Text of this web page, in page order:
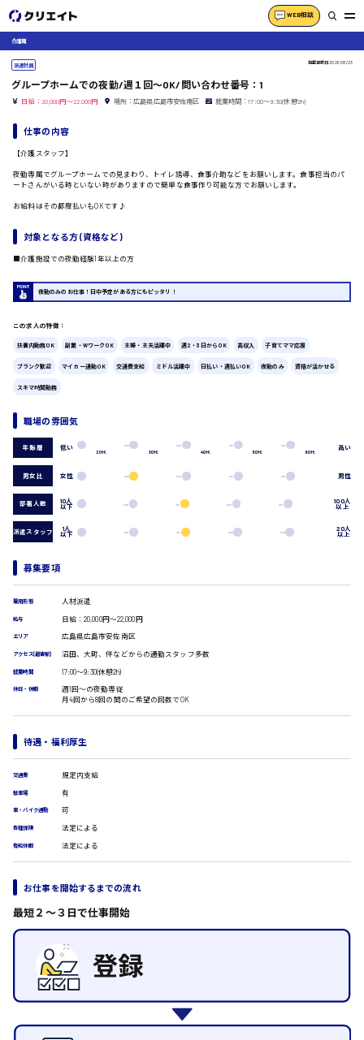
WEB相談
製造・軽作業・物流系
組立、加工
検品・包装・箱詰め
ピッキング・仕分け
軽作業
看護助手
営業事務
翻訳、通訳
CADオペレーター
WEBデザイナー
校正・編集
システムエンジニア
プログラマー
経営企画
レジ
ホール
接客
営業
広島市中区
広島市南区
広島市西区
広島市佐伯区
広島市安佐北区
広島市安芸区
廿日市市
呉市
時給1200円～
時給1300円～
時給1400円～
介護職
派遣社員 掲載更新日2026/06/23
グループホームでの夜勤/週１回〜OK/問い合わせ番号：1
日給：20,000円～22,000円 場所：広島県広島市安佐南区 就業時間：17:00〜9:30(休憩2h)
仕事の内容
【介護スタッフ】
夜勤専属でグループホームでの見まわり、トイレ誘導、食事介助などをお願いします。食事担当のパ
ートさんがいる時といない時がありますので簡単な食事作り可能な方でお願いします。
お給料はその都度払いもOKです♪
対象となる方 (資格など)
■介護施設での夜勤経験1年以上の方
夜勤のみのお仕事！日中予定がある方にもピッタリ！
この求人の特徴：
扶養内勤務OK 副業・WワークOK 主婦・主夫活躍中 週2・3日からOK 高収入 子育てママ応援
ブランク歓迎 マイカー通勤OK 交通費支給 ミドル活躍中 日払い・週払いOK 夜勤のみ 資格が活かせる
スキマ時間勤務
職場の雰囲気
年齢層 低い
20代 30代 40代 50代 60代
高い
男女比 女性 男性
部署人数 10人
以下
100人
以上
派遣スタッフ 1人
以下
20人
以上
募集要項
雇用形態 人材派遣
給与 日給：20,000円～22,000円
エリア 広島県広島市安佐南区
アクセス(最寄駅) 沼田、大町、伴などからの通勤スタッフ多数
就業時間 17:00〜9:30(休憩2h)
休日・休暇
週1回〜の夜勤専従
月4回から8回の間のご希望の回数でOK
待遇・福利厚生
交通費 規定内支給
駐車場 有
車・バイク通勤 可
各種保険 法定による
有給休暇 法定による
お仕事を開始するまでの流れ
最短２〜３日で仕事開始